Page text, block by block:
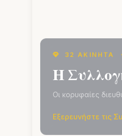
32 ΑΚΊΝΗΤΑ
Η
Οι κορυφαίες
Εξερευνήστε τις